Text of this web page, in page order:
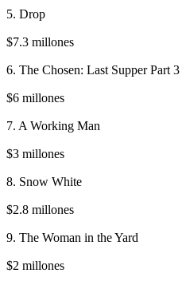
5. Drop
$7.3 millones
6. The Chosen: Last Supper Part 3
$6 millones
7. A Working Man
$3 millones
8. Snow White
$2.8 millones
9. The Woman in the Yard
$2 millones